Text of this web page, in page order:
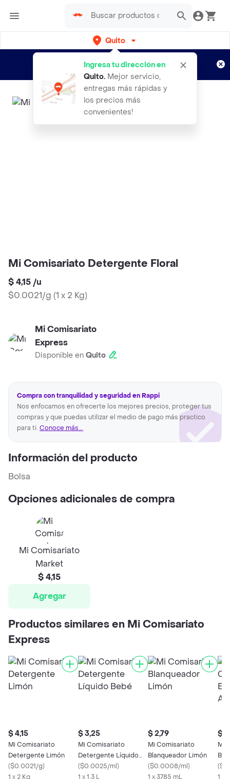
Quito
Ingresa tu dirección en
Quito. Mejor servicio,
entregas más rápidas y
los precios más
convenientes!
envíos gratis por semanas
Aplican TyC
Mi Comisariato Detergente Floral
$ 4,15 /u
$0.0021/g (1 x 2 Kg)
Mi Comisariato
Express
Disponible en Quito
Compra con tranquilidad y seguridad en Rappi
Nos enfocamos en ofrecerte los mejores precios, proteger tus
compras y que puedas utilizar el medio de pago más practico
para ti. Conoce más...
Información del producto
Bolsa
Opciones adicionales de compra
Mi Comisariato
Market
$ 4,15
Agregar
Productos similares en Mi Comisariato
Express
$ 4,15
Mi Comisariato
Detergente Limón
($0.0021/g)
1 x 2 Kg
$ 3,25
Mi Comisariato
Detergente Líquido
Bebé
($0.0025/ml)
1 x 1.3 L
$ 2,79
Mi Comisariato
Blanqueador Limón
($0.0008/ml)
1 x 3785 mL
$
Mi
(
1 X